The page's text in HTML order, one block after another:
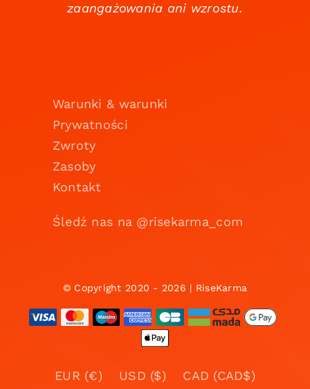
zaangażowania ani wzrostu.
Warunki & warunki
Prywatności
Zwroty
Zasoby
Kontakt
Śledź nas na @risekarma_com
© Copyright 2020 - 2026 | RiseKarma
EUR (€) USD ($)
CAD (CAD$)